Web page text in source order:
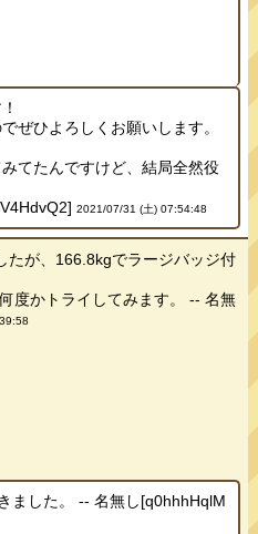
ぜひよろしくお願いします。
てたんですけど、結局全然役
2021/07/31 (土) 07:54:48
たが、166.8kgでラージバッジ付
度かトライしてみます。 -- 名無
ました。 -- 名無し[q0hhhHqlM